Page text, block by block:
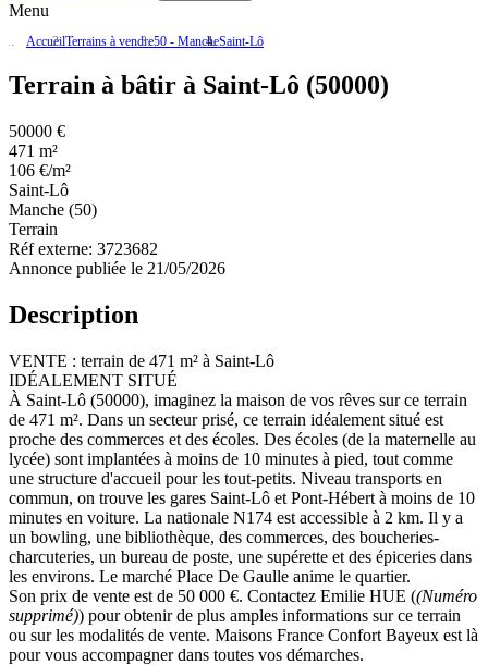
Menu
AccueilTerrains à vendre50 - MancheSaint-Lô
Terrain à bâtir à Saint-Lô (50000)
50000 €
471 m²
106 €/m²
Saint-Lô
Manche (50)
Terrain
Réf externe: 3723682
Annonce publiée le 21/05/2026
Description
VENTE : terrain de 471 m² à Saint-Lô
IDÉALEMENT SITUÉ
À Saint-Lô (50000), imaginez la maison de vos rêves sur ce terrain
de 471 m². Dans un secteur prisé, ce terrain idéalement situé est
proche des commerces et des écoles. Des écoles (de la maternelle au
lycée) sont implantées à moins de 10 minutes à pied, tout comme
une structure d'accueil pour les tout-petits. Niveau transports en
commun, on trouve les gares Saint-Lô et Pont-Hébert à moins de 10
minutes en voiture. La nationale N174 est accessible à 2 km. Il y a
un bowling, une bibliothèque, des commerces, des boucheries-
charcuteries, un bureau de poste, une supérette et des épiceries dans
les environs. Le marché Place De Gaulle anime le quartier.
Son prix de vente est de 50 000 €. Contactez Emilie HUE ((Numéro
supprimé)) pour obtenir de plus amples informations sur ce terrain
ou sur les modalités de vente. Maisons France Confort Bayeux est là
pour vous accompagner dans toutes vos démarches.